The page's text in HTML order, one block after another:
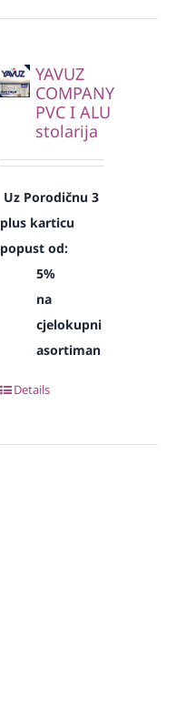
YAVUZ
COMPANY
PVC I ALU
stolarija
Uz Porodičnu 3
plus karticu
popust od:
5%
na
cjelokupni
asortiman
Details